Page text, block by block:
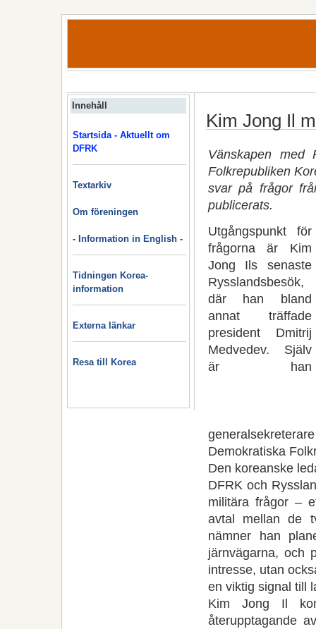
Innehåll
Startsida - Aktuellt om
DFRK
Textarkiv
Om föreningen
- Information in English -
Tidningen Korea-
information
Externa länkar
Resa till Korea
Kim Jong Il
Vänskapen med
Folkrepubliken
svar på frågor
publicerats.
Utgångspunkt för
frågorna är Kim
Jong Ils senaste
Rysslandsbesök,
där han bland
annat träffade
president Dmitrij
Medvedev. Själv
är han
Demokratiska
Den koreanske
DFRK och
militära frågor –
avtal mellan de
nämner han
järnvägarna, och
intresse, utan
en viktig signal till
Kim Jong Il
återupptagande